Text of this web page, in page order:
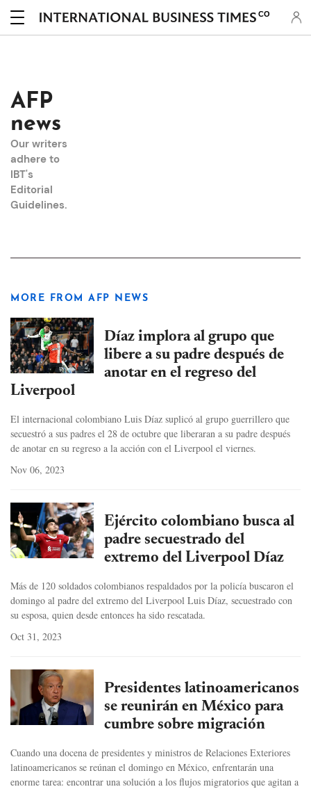
CO
AFP
news
Our writers
adhere to
IBT's
Editorial
Guidelines.
MORE FROM AFP NEWS
Díaz implora al grupo que
libere a su padre después de
anotar en el regreso del
Liverpool
El internacional colombiano Luis Díaz suplicó al grupo guerrillero que
secuestró a sus padres el 28 de octubre que liberaran a su padre después
de anotar en su regreso a la acción con el Liverpool el viernes.
Nov 06, 2023
Ejército colombiano busca al
padre secuestrado del
extremo del Liverpool Díaz
Más de 120 soldados colombianos respaldados por la policía buscaron el
domingo al padre del extremo del Liverpool Luis Díaz, secuestrado con
su esposa, quien desde entonces ha sido rescatada.
Oct 31, 2023
Presidentes latinoamericanos
se reunirán en México para
cumbre sobre migración
Cuando una docena de presidentes y ministros de Relaciones Exteriores
latinoamericanos se reúnan el domingo en México, enfrentarán una
enorme tarea: encontrar una solución a los flujos migratorios que agitan a